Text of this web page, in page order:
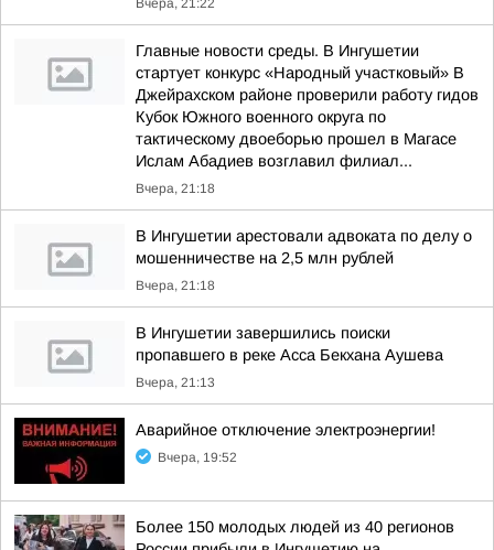
Вчера, 21:22
Главные новости среды. В Ингушетии
стартует конкурс «Народный участковый» В
Джейрахском районе проверили работу гидов
Кубок Южного военного округа по
тактическому двоеборью прошел в Магасе
Ислам Абадиев возглавил филиал...
Вчера, 21:18
В Ингушетии арестовали адвоката по делу о
мошенничестве на 2,5 млн рублей
Вчера, 21:18
В Ингушетии завершились поиски
пропавшего в реке Асса Бекхана Аушева
Вчера, 21:13
Аварийное отключение электроэнергии!
Вчера, 19:52
Более 150 молодых людей из 40 регионов